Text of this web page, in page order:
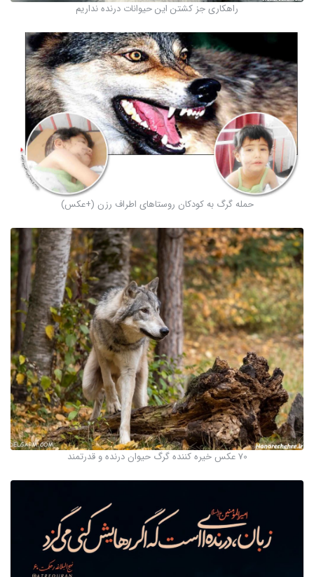
راهکاری جز کشتن این حیوانات درنده نداریم
حمله گرگ به کودکان روستاهای اطراف رزن (+عکس)
70 عکس خیره کننده گرگ حیوان درنده و قدرتمند